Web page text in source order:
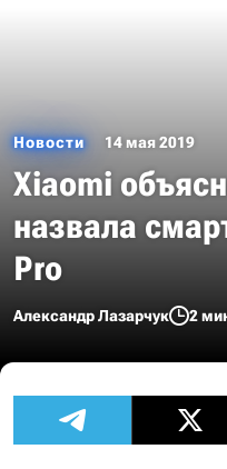
Новости 14 мая 2019
Xiaomi
назвала
Pro
Александр Лазарчук 2